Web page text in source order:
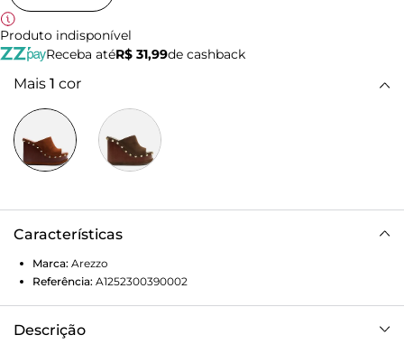
Produto indisponível
Receba atéR$ 31,99de cashback
Mais 1 cor
Características
Marca: Arezzo
Referência: A1252300390002
Descrição